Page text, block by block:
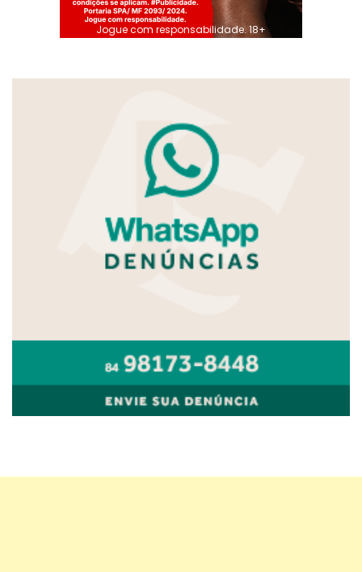
Jogue com responsabilidade. 18+